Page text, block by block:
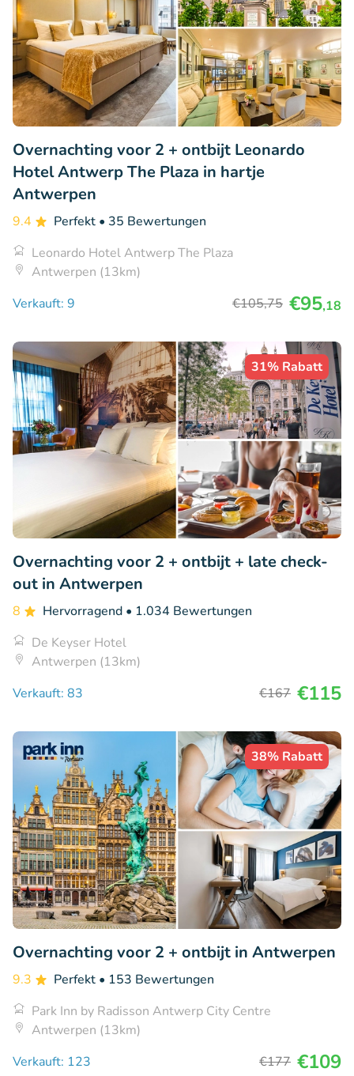
Overnachting voor 2 + ontbijt Leonardo
Hotel Antwerp The Plaza in hartje
Antwerpen
9.4 Perfekt • 35 Bewertungen
Leonardo Hotel Antwerp The Plaza
Antwerpen (13km)
Verkauft: 9
€105,75 €95,18
31% Rabatt
Overnachting voor 2 + ontbijt + late check-
out in Antwerpen
8 Hervorragend • 1.034 Bewertungen
De Keyser Hotel
Antwerpen (13km)
Verkauft: 83
€167 €115
38% Rabatt
Overnachting voor 2 + ontbijt in Antwerpen
9.3 Perfekt • 153 Bewertungen
Park Inn by Radisson Antwerp City Centre
Antwerpen (13km)
Verkauft: 123
€177 €109